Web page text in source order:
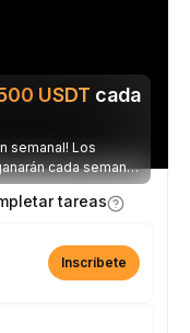
USDT cada
semanal! Los
cada semana
tareas
Inscríbete